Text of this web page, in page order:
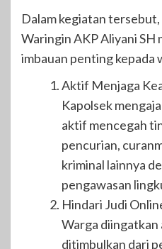
Dalam kegiatan
Waringin AKP Aliyani SH
imbauan penting kepada
Aktif Menjaga
Kapolsek
aktif mencegah
pencurian,
kriminal lainnya
pengawasan
Hindari Judi
Warga diingatkan
ditimbulkan dari